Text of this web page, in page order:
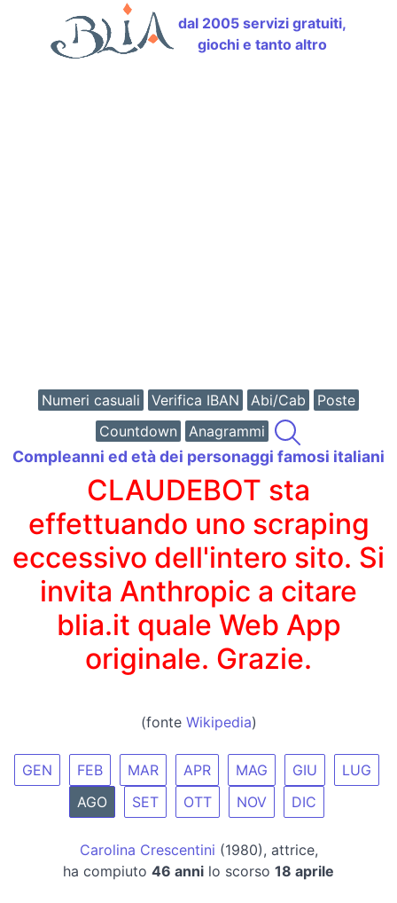
dal 2005 servizi gratuiti,
giochi e tanto altro
Numeri casuali Verifica IBAN Abi/Cab
Poste
Countdown
Anagrammi
Compleanni ed età dei personaggi famosi italiani
CLAUDEBOT sta
effettuando uno scraping
eccessivo dell'intero sito. Si
invita Anthropic a citare
blia.it quale Web App
originale. Grazie.
(fonte Wikipedia)
GEN FEB MAR APR MAG GIU
LUG
AGO
SET OTT NOV DIC
Carolina Crescentini (1980), attrice,
ha compiuto 46 anni lo scorso 18 aprile